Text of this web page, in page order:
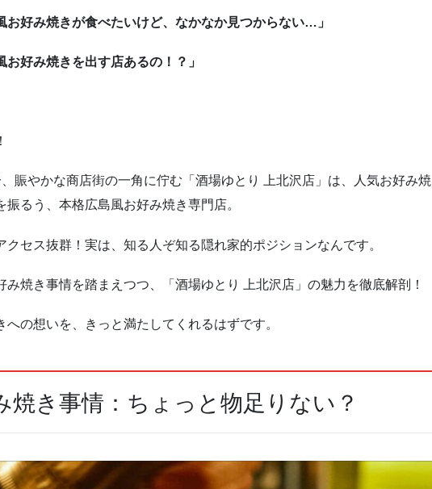
お好み焼きが食べたいけど、なかなか見つからない…」
お好み焼きを出す店あるの！？」
賑やかな商店街の一角に佇む「酒場ゆとり 上北沢店」は、人気お好み焼
るう、本格広島風お好み焼き専門店。
セス抜群！実は、知る人ぞ知る隠れ家的ポジションなんです。
焼き事情を踏まえつつ、「酒場ゆとり 上北沢店」の魅力を徹底解剖！
の想いを、きっと満たしてくれるはずです。
焼き事情：ちょっと物足りない？